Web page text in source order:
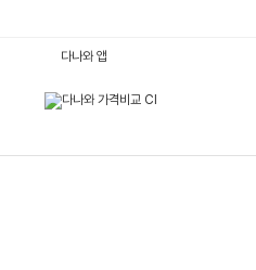
다나와 앱